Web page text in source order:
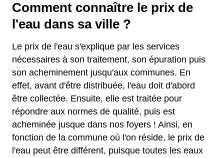
Comment connaître le prix de
l'eau dans sa ville ?
Le prix de l'eau s'explique par les services
nécessaires à son traitement, son épuration puis
son acheminement jusqu'aux communes. En
effet, avant d'être distribuée, l'eau doit d'abord
être collectée. Ensuite, elle est traitée pour
répondre aux normes de qualité, puis est
acheminée jusque dans nos foyers ! Ainsi, en
fonction de la commune où l'on réside, le prix de
l'eau peut être différent, puisque toutes les eaux